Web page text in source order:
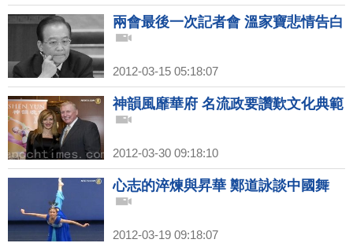
兩會最後一次記者會 溫家寶悲情告白
2012-03-15 05:18:07
神韻風靡華府 名流政要讚歎文化典範
2012-03-30 09:18:10
心志的淬煉與昇華 鄭道詠談中國舞
2012-03-19 09:18:07